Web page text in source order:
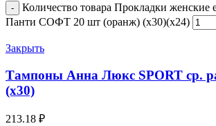
Количество товара Прокладки женские
Панти СОФТ 20 шт (оранж) (х30)(х24)
Закрыть
Тампоны Анна Люкс SPORT ср.
(х30)
213.18 ₽